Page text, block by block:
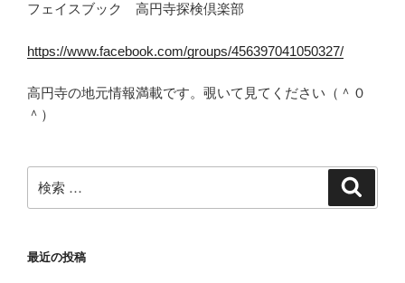
フェイスブック 高円寺探検倶楽部
https://www.facebook.com/groups/456397041050327/
高円寺の地元情報満載です。覗いて見てください（＾０
＾）
索:
最近の投稿